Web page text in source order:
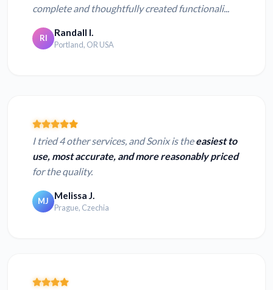
complete and thoughtfully created functionali...
RI Randall I.
Portland, OR USA
I tried 4 other services, and Sonix is theeasiest to
use, most accurate, and more reasonably priced
for the quality.
MJ Melissa J.
Prague, Czechia